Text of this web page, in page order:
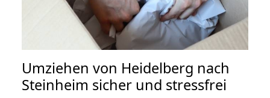
Umziehen von Heidelberg nach
Steinheim sicher und stressfrei